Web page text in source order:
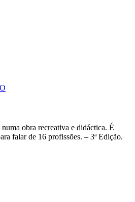
obra recreativa e didáctica. É
falar de 16 profissões. – 3ª Edição.